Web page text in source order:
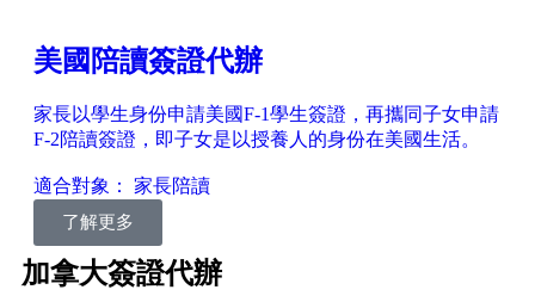
美國陪讀簽證代辦
家長以學生身份申請美國F-1學生簽證，再攜同子女申請
F-2陪讀簽證，即子女是以授養人的身份在美國生活。
適合對象： 家長陪讀
了解更多
加拿大簽證代辦